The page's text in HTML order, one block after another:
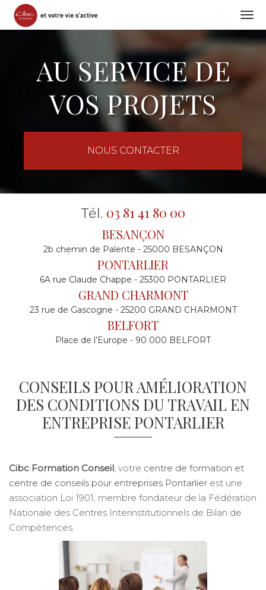
AU SERVICE DE
VOS PROJETS
NOUS CONTACTER
Tél. 03 81 41 80 00
BESANÇON
2b chemin de Palente - 25000 BESANÇON
PONTARLIER
6A rue Claude Chappe - 25300 PONTARLIER
GRAND CHARMONT
23 rue de Gascogne - 25200 GRAND CHARMONT
BELFORT
Place de l’Europe - 90 000 BELFORT
CONSEILS POUR AMÉLIORATION
DES CONDITIONS DU TRAVAIL EN
ENTREPRISE PONTARLIER
Cibc Formation Conseil, votre centre de formation et
centre de conseils pour entreprises Pontarlier est une
association Loi 1901, membre fondateur de la Fédération
Nationale des Centres Interinstitutionnels de Bilan de
Compétences.